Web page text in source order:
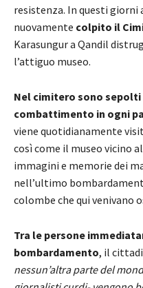
resistenza. In questi giorni
nuovamente colpito il
Karasungur a Qandil
l’attiguo museo.
Nel cimitero sono
combattimento in ogni
viene quotidianamente
così come il museo vicino
immagini e memorie dei
nell’ultimo
colombe che qui venivano
Tra le persone
bombardamento, il
nessun’altra parte del